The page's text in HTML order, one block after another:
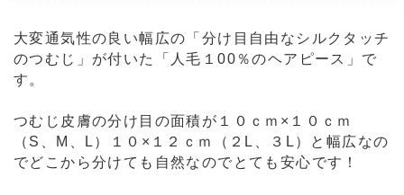
大変通気性の良い幅広の「分け目自由なシルクタッチ
のつむじ」が付いた「人毛１00％のヘアピース」で
す。
つむじ皮膚の分け目の面積が１０ｃｍ×１０ｃｍ
（S、M、L）１０×１２ｃｍ（２L、３L）と幅広なの
でどこから分けても自然なのでとても安心です！